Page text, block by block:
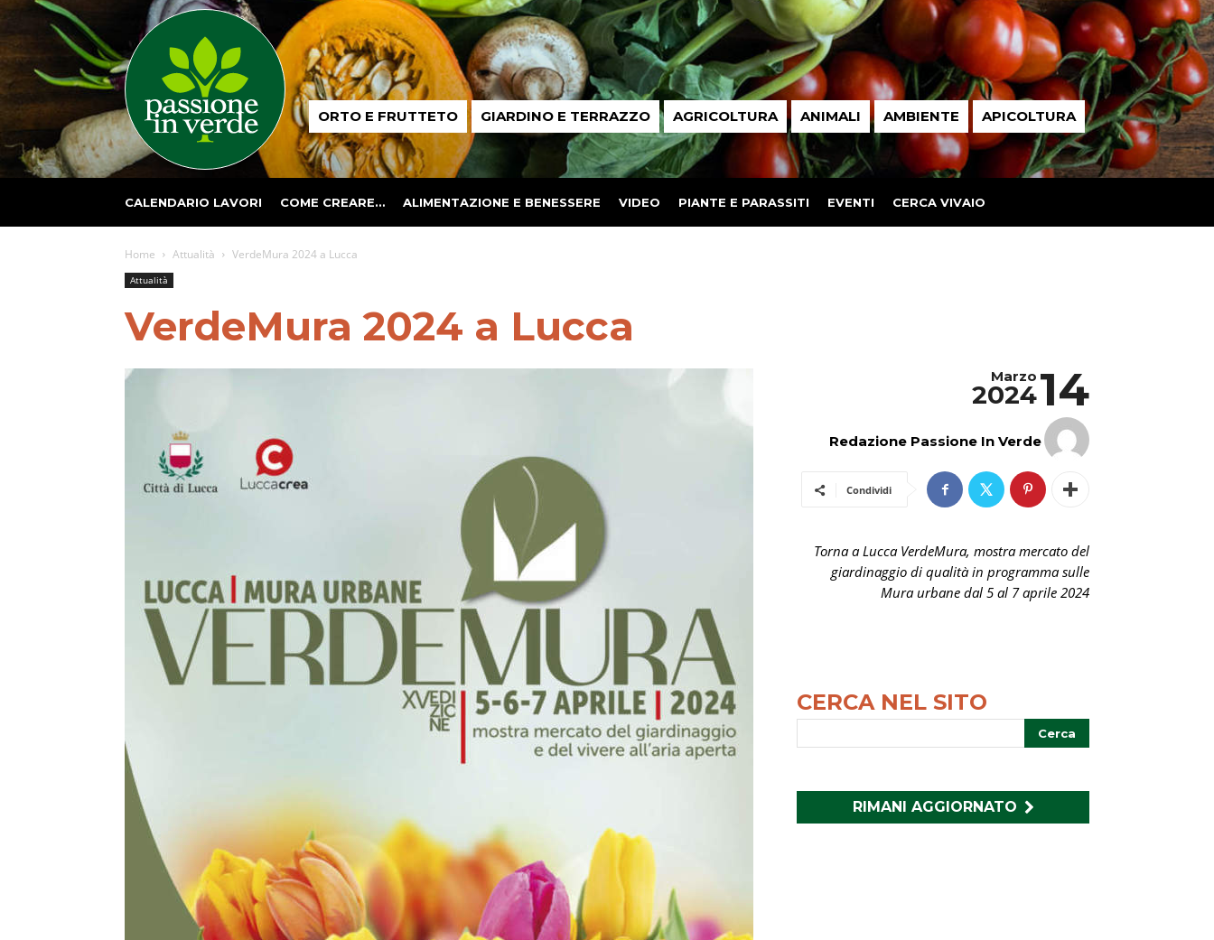
Passione
in ORTO E FRUTTETO GIARDINO E TERRAZZO AGRICOLTURA ANIMALI AMBIENTE APICOLTURA
CALENDARIO LAVORI COME CREARE… ALIMENTAZIONE E BENESSERE VIDEO PIANTE E PARASSITI EVENTI CERCA VIVAIO
Home Attualità VerdeMura 2024 a Lucca
Attualità
VerdeMura 2024 a Lucca
14
Marzo
2024
Redazione Passione In Verde
Condividi
Torna a Lucca VerdeMura, mostra mercato del
giardinaggio di qualità in programma sulle
Mura urbane dal 5 al 7 aprile 2024
CERCA NEL SITO
RIMANI AGGIORNATO